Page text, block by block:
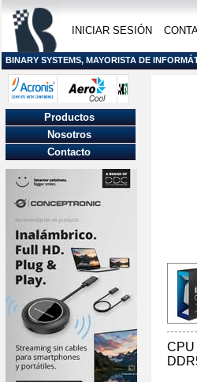
INICIAR SESIÓN
BINARY SYSTEMS, MAYORISTA DE
CPU
Productos
Nosotros
Contacto